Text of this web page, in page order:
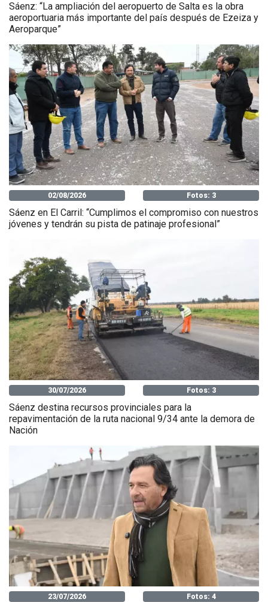
Sáenz: “La ampliación del aeropuerto de Salta es la obra
aeroportuaria más importante del país después de Ezeiza y
Aeroparque”
02/08/2026 Fotos: 3
Sáenz en El Carril: “Cumplimos el compromiso con nuestros
jóvenes y tendrán su pista de patinaje profesional”
30/07/2026 Fotos: 3
Sáenz destina recursos provinciales para la
repavimentación de la ruta nacional 9/34 ante la demora de
Nación
23/07/2026 Fotos: 4